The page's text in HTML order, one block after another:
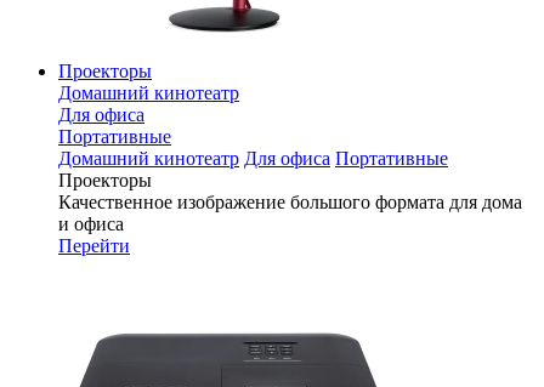
Проекторы
Домашний кинотеатр
Для офиса
Портативные
Домашний кинотеатр Для офиса Портативные
Проекторы
Качественное изображение большого формата для дома
и офиса
Перейти